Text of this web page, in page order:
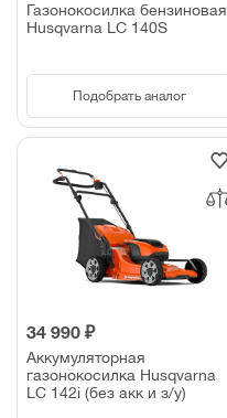
Газонокосилка бензиновая
Husqvarna LC 140S
Подобрать аналог
34 990 ₽
Аккумуляторная
газонокосилка Husqvarna
LC 142i (без акк и з/у)